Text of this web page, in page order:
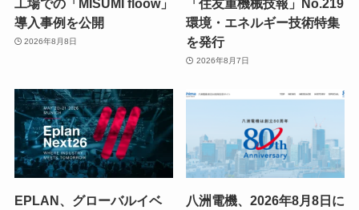
工場での「MISUMI floow」
導入事例を公開
2026年8月8日
「住友重機械技報」No.219
環境・エネルギー技術特集
を発行
2026年8月7日
EPLAN、グローバルイベ
八洲電機、2026年8月8日に